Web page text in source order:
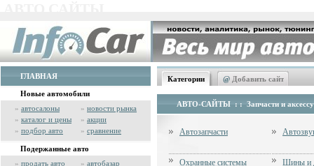
ГЛАВНАЯ
Новые автомобили
» автосалоны » новости рынка
» каталог и цены » акции
» подбор авто » сравнение
Подержанные авто
» продать авто » автобазар
Категории @ Добавить сайт
АВТО-САЙТЫ : : Запчасти и
Автозапчасти
Охранные системы Шины и